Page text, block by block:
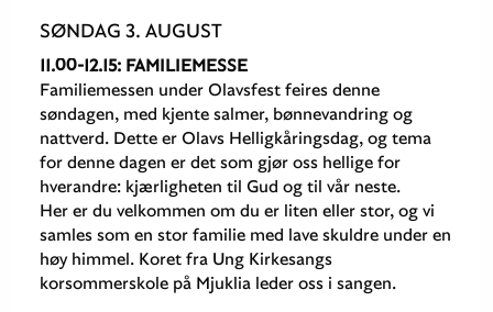
SØNDAG 3. AUGUST
11.00-12.15: FAMILIEMESSE
Familiemessen under Olavsfest feires denne
søndagen, med kjente salmer, bønnevandring og
nattverd. Dette er Olavs Helligkåringsdag, og tema
for denne dagen er det som gjør oss hellige for
hverandre: kjærligheten til Gud og til vår neste.
Her er du velkommen om du er liten eller stor, og vi
samles som en stor familie med lave skuldre under en
høy himmel. Koret fra Ung Kirkesangs
korsommerskole på Mjuklia leder oss i sangen.